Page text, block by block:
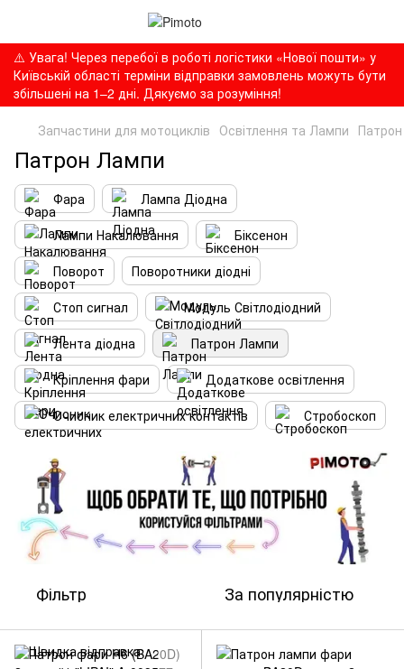
⚠️ Увага! Через перебої в роботі логістики «Нової пошти» у
Київській області терміни відправки замовлень можуть бути
збільшені на 1–2 дні. Дякуємо за розуміння!
Запчастини для мотоциклів Освітлення та Лампи
Патрон Лампи
Фара
Лампа Діодна
Лампи Накалювання
Біксенон
Поворот
Поворотники діодні
Стоп сигнал
Модуль Світлодіодний
Лента діодна
Патрон Лампи
Кріплення фари
Додаткове освітлення
Очисник електричних контактів
Стробоскоп
Фільтр За популярністю